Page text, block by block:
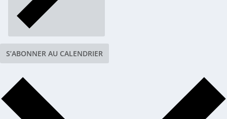
S’ABONNER AU CALENDRIER